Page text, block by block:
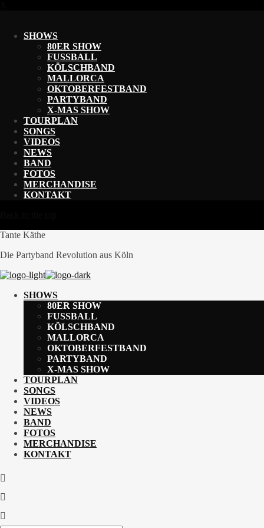
SHOWS
80ER SHOW
FUSSBALL
KÖLSCHBAND
MALLORCA
OKTOBERFESTBAND
PARTYBAND
X-MAS SHOW
TOURPLAN
SONGS
VIDEOS
NEWS
BAND
FOTOS
MERCHANDISE
KONTAKT
Tante Käthe
Die Partyband Revolution aus Köln
SHOWS
80ER SHOW
FUSSBALL
KÖLSCHBAND
MALLORCA
OKTOBERFESTBAND
PARTYBAND
X-MAS SHOW
TOURPLAN
SONGS
VIDEOS
NEWS
BAND
FOTOS
MERCHANDISE
KONTAKT